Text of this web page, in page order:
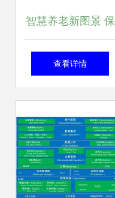
智慧养老新图景 保
姆机器人引领服务
查看详情